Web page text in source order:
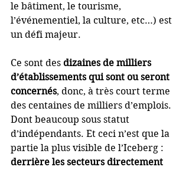
le bâtiment, le tourisme,
l’événementiel, la culture, etc…) est
un défi majeur.
Ce sont des dizaines de milliers
d’établissements qui sont ou seront
concernés, donc, à très court terme
des centaines de milliers d’emplois.
Dont beaucoup sous statut
d’indépendants. Et ceci n’est que la
partie la plus visible de l’Iceberg :
derrière les secteurs directement